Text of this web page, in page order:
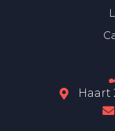
Haart